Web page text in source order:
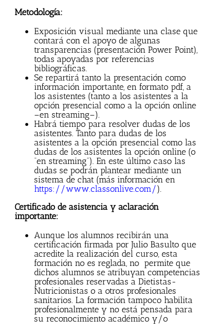
Metodología:
Exposición visual mediante una clase que
contará con el apoyo de algunas
transparencias (presentación Power Point),
todas apoyadas por referencias
bibliográficas.
Se repartirá tanto la presentación como
información importante, en formato pdf, a
los asistentes (tanto a los asistentes a la
opción presencial como a la opción online
–en streaming–).
Habrá tiempo para resolver dudas de los
asistentes. Tanto para dudas de los
asistentes a la opción presencial como las
dudas de los asistentes la opción online (o
“en streaming”). En este último caso las
dudas se podrán plantear mediante un
sistema de chat (más información en
https://www.classonlive.com/).
Certificado de asistencia y aclaración
importante:
Aunque los alumnos recibirán una
certificación firmada por Julio Basulto que
acredite la realización del curso, esta
formación no es reglada, no permite que
dichos alumnos se atribuyan competencias
profesionales reservadas a Dietistas-
Nutricionistas o a otros profesionales
sanitarios. La formación tampoco habilita
profesionalmente y no está pensada para
su reconocimiento académico y/o